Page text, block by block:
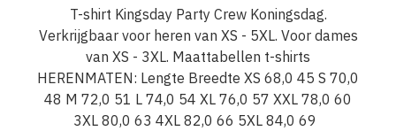
prijs
was:
€29,95.
prijs
is:
€24,95.
T-shirt Kingsday Party Crew Koningsdag.
Verkrijgbaar voor heren van XS - 5XL. Voor dames
van XS - 3XL. Maattabellen t-shirts
HERENMATEN: Lengte Breedte XS 68,0 45 S 70,0
48 M 72,0 51 L 74,0 54 XL 76,0 57 XXL 78,0 60
3XL 80,0 63 4XL 82,0 66 5XL 84,0 69